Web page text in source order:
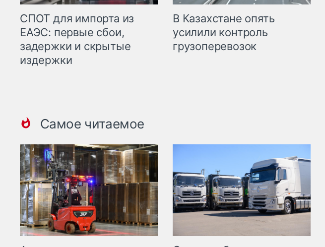
СПОТ для импорта из
ЕАЭС: первые сбои,
задержки и скрытые
издержки
В Казахстане опять
усилили контроль
грузоперевозок
Самое читаемое